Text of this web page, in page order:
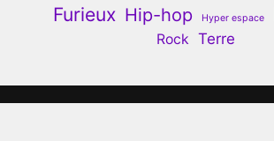
Furieux Hip-hop Hyper espace
Rock Terre